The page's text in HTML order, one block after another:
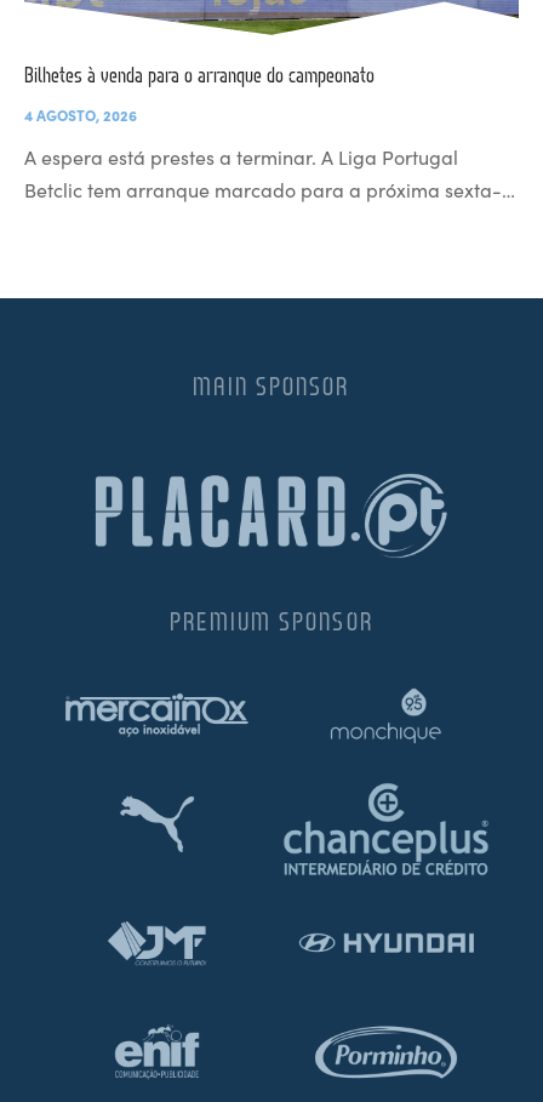
Bilhetes à venda para o arranque do campeonato
4 AGOSTO, 2026
A espera está prestes a terminar. A Liga Portugal
Betclic tem arranque marcado para a próxima sexta-…
MAIN SPONSOR
PREMIUM SPONSOR